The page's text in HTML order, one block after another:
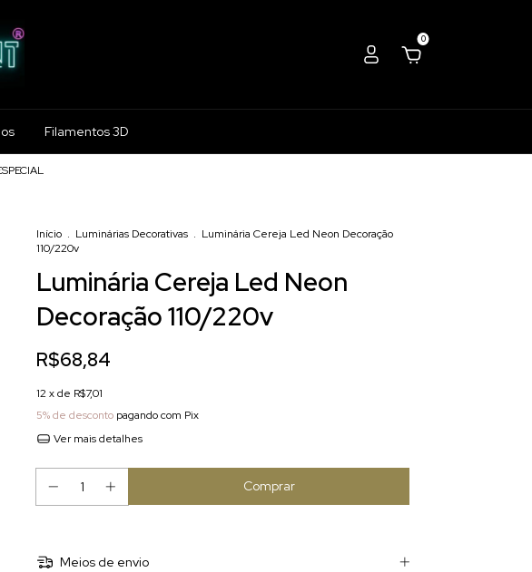
0
Filamentos 3D
Início . Luminárias Decorativas . Luminária Cereja Led Neon Decoração
110/220v
Luminária Cereja Led Neon
Decoração 110/220v
R$68,84
12 x de R$7,01
5% de desconto pagando com Pix
Ver mais detalhes
Meios de envio